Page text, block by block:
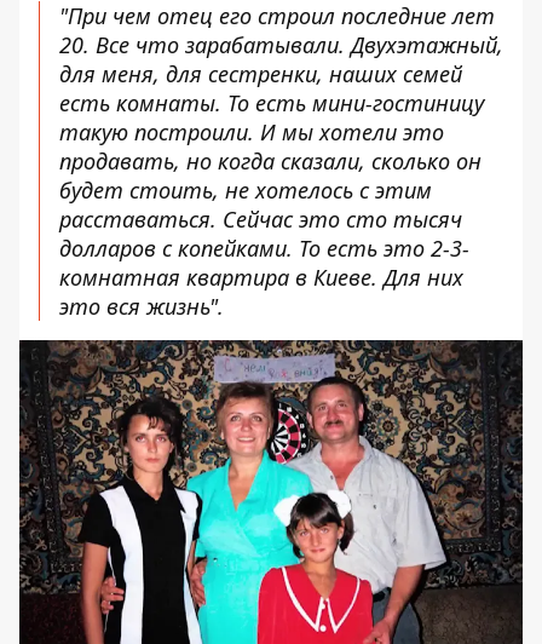
"При чем отец его строил последние лет
20. Все что зарабатывали. Двухэтажный,
для меня, для сестренки, наших семей
есть комнаты. То есть мини-гостиницу
такую построили. И мы хотели это
продавать, но когда сказали, сколько он
будет стоить, не хотелось с этим
расставаться. Сейчас это сто тысяч
долларов с копейками. То есть это 2-3-
комнатная квартира в Киеве. Для них
это вся жизнь".